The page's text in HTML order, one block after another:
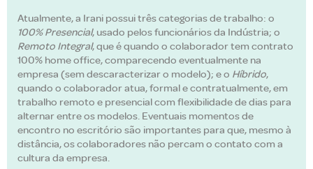
Atualmente, a Irani possui três categorias de trabalho: o
100% Presencial, usado pelos funcionários da Indústria; o
Remoto Integral, que é quando o colaborador tem contrato
100% home office, comparecendo eventualmente na
empresa (sem descaracterizar o modelo); e o Híbrido,
quando o colaborador atua, formal e contratualmente, em
trabalho remoto e presencial com flexibilidade de dias para
alternar entre os modelos. Eventuais momentos de
encontro no escritório são importantes para que, mesmo à
distância, os colaboradores não percam o contato com a
cultura da empresa.